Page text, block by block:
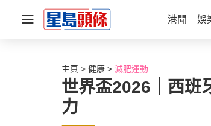
港聞 娛
主頁 健康 減肥運動
世界盃2026｜西班
力